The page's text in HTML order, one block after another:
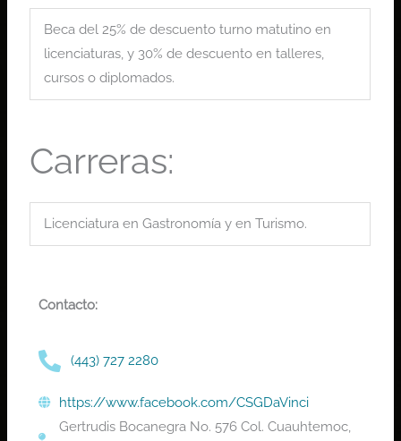
Beca del 25% de descuento turno matutino en
licenciaturas, y 30% de descuento en talleres,
cursos o diplomados.
Carreras:
Licenciatura en Gastronomía y en Turismo.
Contacto:
(443) 727 2280
https://www.facebook.com/CSGDaVinci
Gertrudis Bocanegra No. 576 Col. Cuauhtemoc,